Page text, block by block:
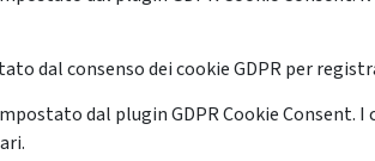
dal consenso dei cookie GDPR per
dal plugin GDPR Cookie